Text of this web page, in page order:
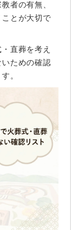
者の有無、
とが大切で
直葬を考え
ための確認
。